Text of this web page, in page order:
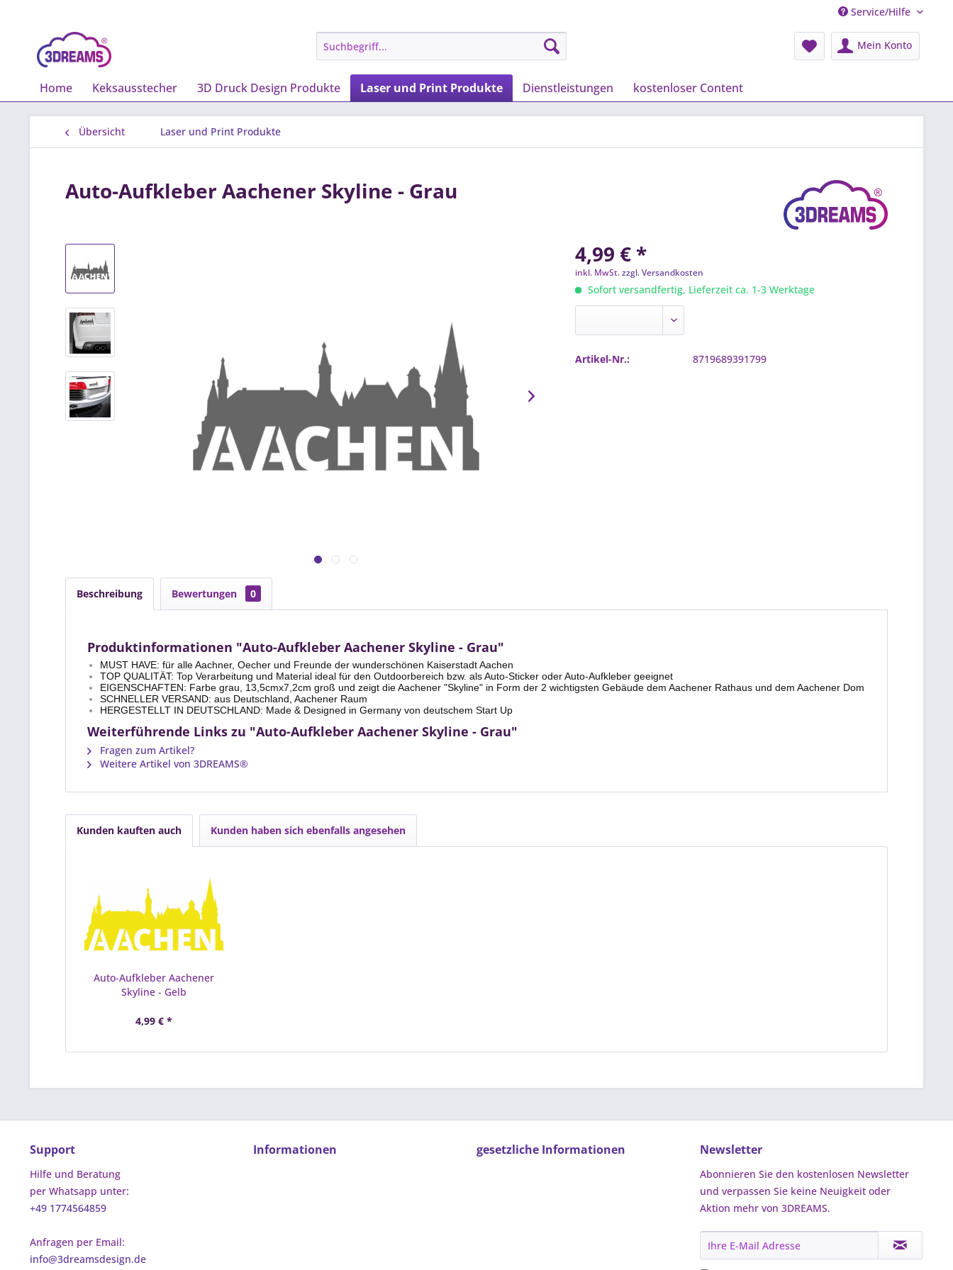
Service/Hilfe
Mein Konto
Home Keksausstecher 3D Druck Design Produkte Laser und Print Produkte Dienstleistungen kostenloser Content
Übersicht Laser und Print Produkte
Auto-Aufkleber Aachener Skyline - Grau
4,99 € *
inkl. MwSt.zzgl. Versandkosten
Sofort versandfertig, Lieferzeit ca. 1-3 Werktage
Artikel-Nr.: 8719689391799
Beschreibung Bewertungen 0
Produktinformationen "Auto-Aufkleber Aachener Skyline - Grau"
MUST HAVE: für alle Aachner, Oecher und Freunde der wunderschönen Kaiserstadt Aachen
TOP QUALITÄT: Top Verarbeitung und Material ideal für den Outdoorbereich bzw. als Auto-Sticker oder Auto-Aufkleber geeignet
EIGENSCHAFTEN: Farbe grau, 13,5cmx7,2cm groß und zeigt die Aachener "Skyline" in Form der 2 wichtigsten Gebäude dem Aachener Rathaus und dem Aachener Dom
SCHNELLER VERSAND: aus Deutschland, Aachener Raum
HERGESTELLT IN DEUTSCHLAND: Made & Designed in Germany von deutschem Start Up
Weiterführende Links zu "Auto-Aufkleber Aachener Skyline - Grau"
Fragen zum Artikel?
Weitere Artikel von 3DREAMS®
Kunden kauften auch Kunden haben sich ebenfalls angesehen
Auto-Aufkleber Aachener
Skyline - Gelb
4,99 € *
Support
Hilfe und Beratung
per Whatsapp unter:
+49 1774564859
Anfragen per Email:
info@3dreamsdesign.de
Informationen gesetzliche Informationen Newsletter
Abonnieren Sie den kostenlosen Newsletter
und verpassen Sie keine Neuigkeit oder
Aktion mehr von 3DREAMS.